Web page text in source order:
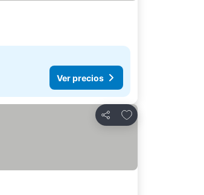
Ver precios
Compartir
Agregar a favoritos